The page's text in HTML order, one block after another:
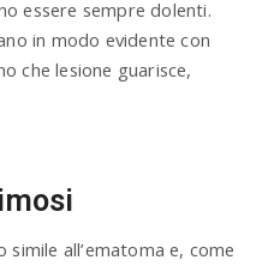
essere sempre dolenti.
in modo evidente con
che lesione guarisce,
simile all’ematoma e, come